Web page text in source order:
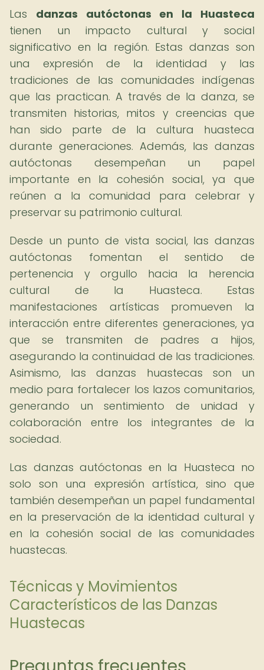
Las danzas autóctonas en la Huasteca
tienen un impacto cultural y social
significativo en la región. Estas danzas son
una expresión de la identidad y las
tradiciones de las comunidades indígenas
que las practican. A través de la danza, se
transmiten historias, mitos y creencias que
han sido parte de la cultura huasteca
durante generaciones. Además, las danzas
autóctonas desempeñan un papel
importante en la cohesión social, ya que
reúnen a la comunidad para celebrar y
preservar su patrimonio cultural.
Desde un punto de vista social, las danzas
autóctonas fomentan el sentido de
pertenencia y orgullo hacia la herencia
cultural de la Huasteca. Estas
manifestaciones artísticas promueven la
interacción entre diferentes generaciones, ya
que se transmiten de padres a hijos,
asegurando la continuidad de las tradiciones.
Asimismo, las danzas huastecas son un
medio para fortalecer los lazos comunitarios,
generando un sentimiento de unidad y
colaboración entre los integrantes de la
sociedad.
Las danzas autóctonas en la Huasteca no
solo son una expresión artística, sino que
también desempeñan un papel fundamental
en la preservación de la identidad cultural y
en la cohesión social de las comunidades
huastecas.
Técnicas y Movimientos
Característicos de las Danzas
Huastecas